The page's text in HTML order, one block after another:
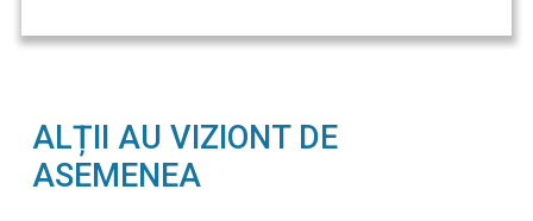
ALȚII AU VIZIONT DE
ASEMENEA